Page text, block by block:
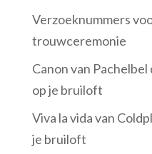
Verzoeknummers
trouwceremonie
Canon van
op je bruiloft
Viva la vida van
je bruiloft